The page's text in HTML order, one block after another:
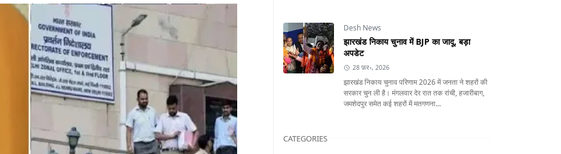
Desh News
झारखंड निकाय चुनाव में BJP का जादू, बड़ा
अपडेट
28 फ़र॰, 2026
झारखंड निकाय चुनाव परिणाम 2026 में जनता ने शहरों की
सरकार चुन ली है। मंगलवार देर रात तक रांची, हजारीबाग,
जमशेदपुर समेत कई शहरों में मतगणना...
CATEGORIES